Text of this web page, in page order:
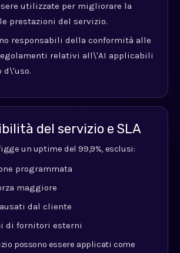
utilizzate per migliorare la
prestazioni del servizio.
responsabili della conformità alle
relativi all\'AI applicabili
d\'uso.
del servizio e SLA
un uptime del 99,9%, esclusi:
programmata
maggiore
dal cliente
di fornitori esterni
possono essere applicati come